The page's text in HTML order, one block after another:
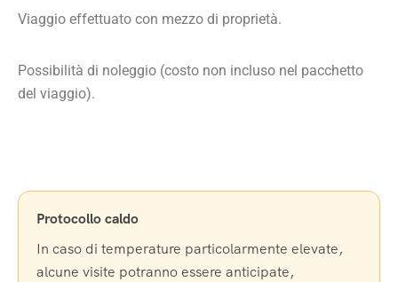
Viaggio effettuato con mezzo di proprietà.
Possibilità di noleggio (costo non incluso nel pacchetto
del viaggio).
Protocollo caldo
In caso di temperature particolarmente elevate,
alcune visite potranno essere anticipate,